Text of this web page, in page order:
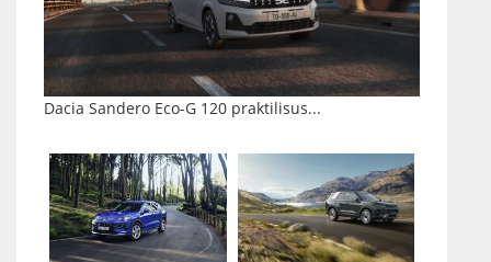
Dacia Sandero Eco-G 120 praktilisus...